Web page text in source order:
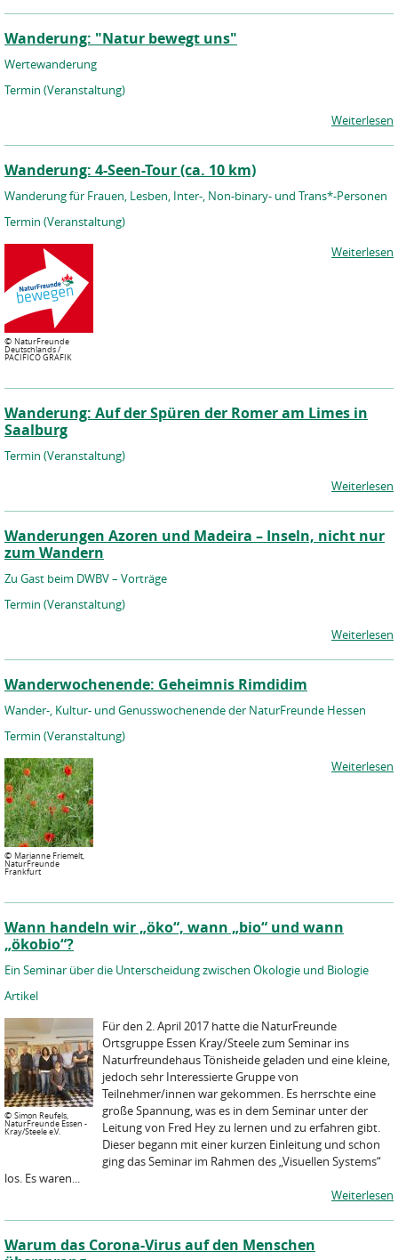
Wanderung: "Natur bewegt uns"
Wertewanderung
Termin (Veranstaltung)
Weiterlesen
Wanderung: 4-Seen-Tour (ca. 10 km)
Wanderung für Frauen, Lesben, Inter-, Non-binary- und Trans*-Personen
Termin (Veranstaltung)
© NaturFreunde
Deutschlands /
PACIFICO GRAFIK
Weiterlesen
Wanderung: Auf der Spüren der Romer am Limes in
Saalburg
Termin (Veranstaltung)
Weiterlesen
Wanderungen Azoren und Madeira – Inseln, nicht nur
zum Wandern
Zu Gast beim DWBV – Vorträge
Termin (Veranstaltung)
Weiterlesen
Wanderwochenende: Geheimnis Rimdidim
Wander-, Kultur- und Genusswochenende der NaturFreunde Hessen
Termin (Veranstaltung)
© Marianne Friemelt,
NaturFreunde
Frankfurt
Weiterlesen
Wann handeln wir „öko“, wann „bio“ und wann
„ökobio“?
Ein Seminar über die Unterscheidung zwischen Ökologie und Biologie
Artikel
© Simon Reufels,
NaturFreunde Essen -
Kray/Steele e.V.
Für den 2. April 2017 hatte die NaturFreunde
Ortsgruppe Essen Kray/Steele zum Seminar ins
Naturfreundehaus Tönisheide geladen und eine kleine,
jedoch sehr Interessierte Gruppe von
Teilnehmer/innen war gekommen. Es herrschte eine
große Spannung, was es in dem Seminar unter der
Leitung von Fred Hey zu lernen und zu erfahren gibt.
Dieser begann mit einer kurzen Einleitung und schon
ging das Seminar im Rahmen des „Visuellen Systems“
los. Es waren...
Weiterlesen
Warum das Corona-Virus auf den Menschen